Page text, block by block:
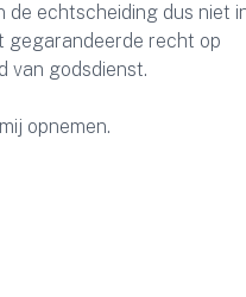
echtscheiding dus niet
gegarandeerde recht op
van godsdienst.
opnemen.